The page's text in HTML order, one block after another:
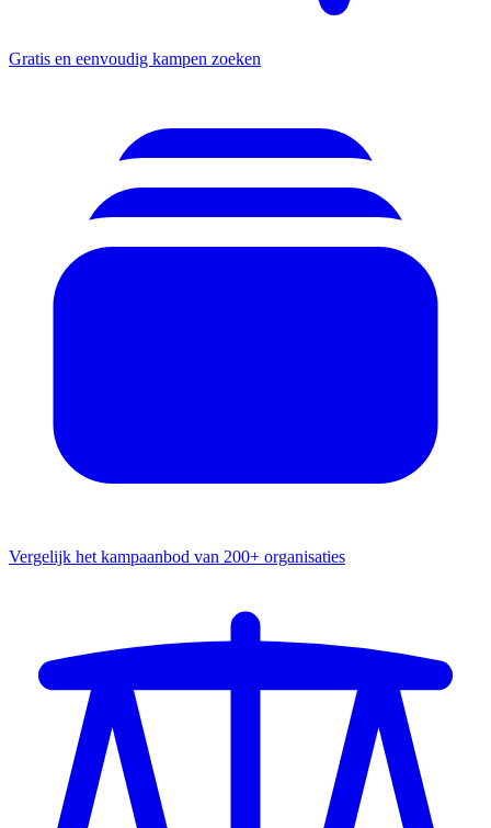
Gratis en eenvoudig kampen zoeken
Vergelijk het kampaanbod van 200+ organisaties